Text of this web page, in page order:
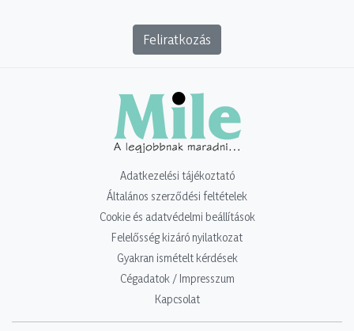
Feliratkozás
Adatkezelési tájékoztató
Általános szerződési feltételek
Cookie és adatvédelmi beállítások
Felelősség kizáró nyilatkozat
Gyakran ismételt kérdések
Cégadatok / Impresszum
Kapcsolat